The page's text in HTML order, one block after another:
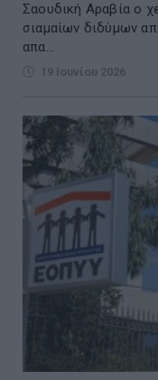
Σαουδική Αραβία ο
σιαμαίων διδύμων
απα...
19 Ιουνίου 2026